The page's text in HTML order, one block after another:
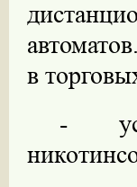
в
-